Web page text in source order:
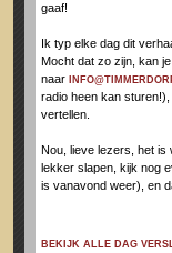
gaaf!
Ik typ elke dag dit
Mocht dat zo zijn, kan
naar
radio heen kan
vertellen.
Nou, lieve lezers, het is
lekker slapen, kijk nog
is vanavond weer), en
BEKIJK ALLE DAG